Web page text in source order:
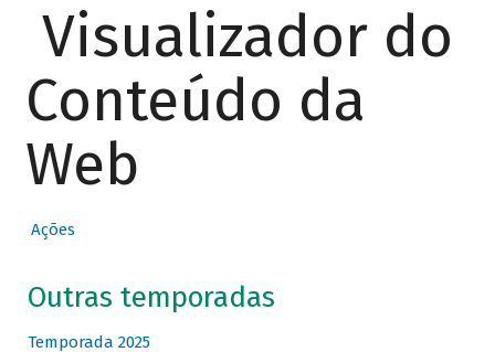
Visualizador do
Conteúdo da
Web
Ações
Outras temporadas
Temporada 2025